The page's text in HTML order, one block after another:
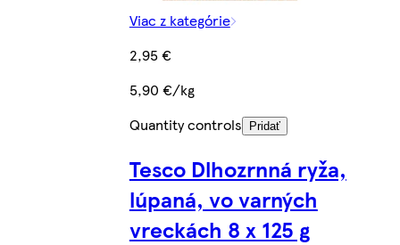
Viac z kategórie
2,95 €
5,90 €/kg
Quantity controls
Pridať
Tesco Dlhozrnná ryža,
lúpaná, vo varných
vreckách 8 x 125 g